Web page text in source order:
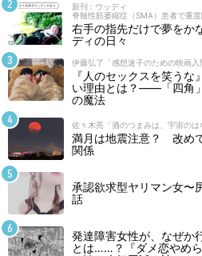
新刊 : ウッディ
脊髄性筋萎縮症（SMA）患者で重
右手の指先だけで夢を
ディの日々
伊藤弘了「感想迷子のための映画入
『人のセックスを笑う
い理由とは？――「四角
の魔法
佐々木亮「酒のつまみは、宇宙のは
満月は地震注意？ 改め
関係
承認欲求型ヤリマン女〜
話
発達障害女性が、なぜか
とは……？『ダメ恋やめ